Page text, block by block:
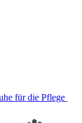
für die Pflege